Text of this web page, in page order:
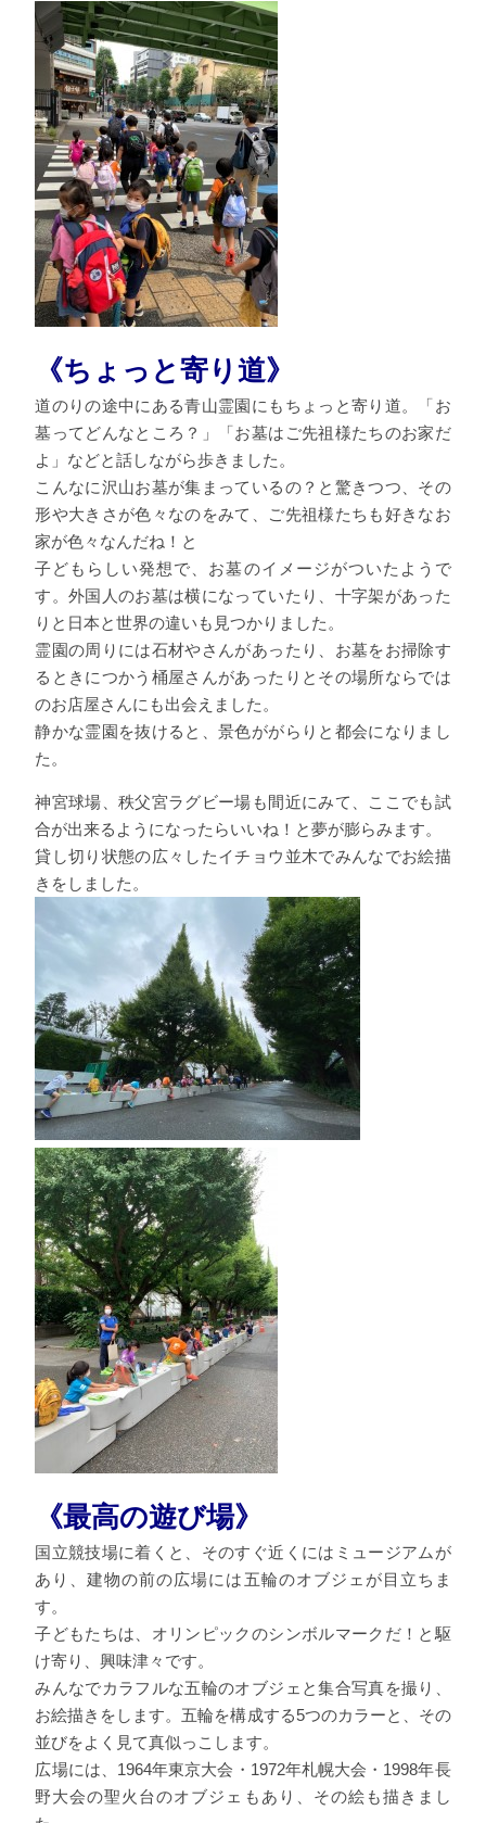
《ちょっと寄り道》
道のりの途中にある青山霊園にもちょっと寄り道。「お
墓ってどんなところ？」「お墓はご先祖様たちのお家だ
よ」などと話しながら歩きました。
こんなに沢山お墓が集まっているの？と驚きつつ、その
形や大きさが色々なのをみて、ご先祖様たちも好きなお
家が色々なんだね！と
子どもらしい発想で、お墓のイメージがついたようで
す。外国人のお墓は横になっていたり、十字架があった
りと日本と世界の違いも見つかりました。
霊園の周りには石材やさんがあったり、お墓をお掃除す
るときにつかう桶屋さんがあったりとその場所ならでは
のお店屋さんにも出会えました。
静かな霊園を抜けると、景色ががらりと都会になりまし
た。
神宮球場、秩父宮ラグビー場も間近にみて、ここでも試
合が出来るようになったらいいね！と夢が膨らみます。
貸し切り状態の広々したイチョウ並木でみんなでお絵描
きをしました。
《最高の遊び場》
国立競技場に着くと、そのすぐ近くにはミュージアムが
あり、建物の前の広場には五輪のオブジェが目立ちま
す。
子どもたちは、オリンピックのシンボルマークだ！と駆
け寄り、興味津々です。
みんなでカラフルな五輪のオブジェと集合写真を撮り、
お絵描きをします。五輪を構成する5つのカラーと、その
並びをよく見て真似っこします。
広場には、1964年東京大会・1972年札幌大会・1998年長
野大会の聖火台のオブジェもあり、その絵も描きまし